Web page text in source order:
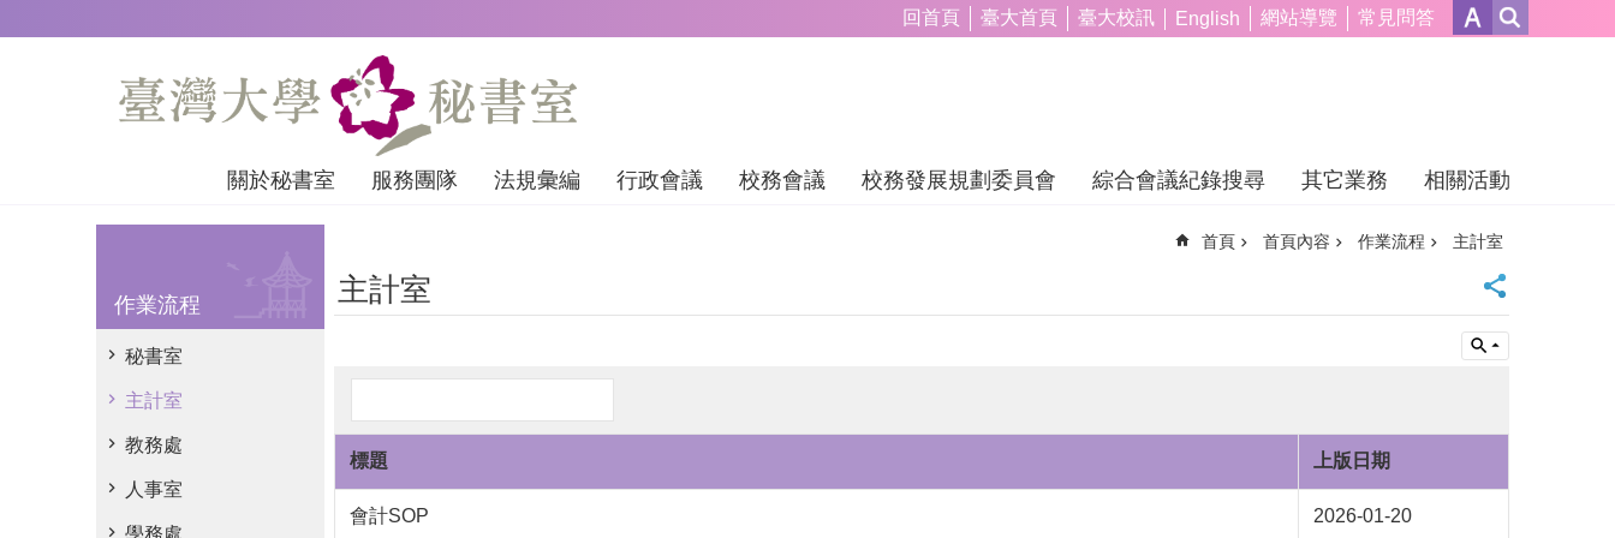
回首頁 臺大首頁 臺大校訊 English 網站導覽 常見問答
關於秘書室 服務團隊 法規彙編 行政會議 校務會議 校務發展規劃委員會 綜合會議紀錄搜尋 其它業務 相關活動
作業流程
秘書室
主計室
教務處
人事室
學務處
首頁 首頁內容 作業流程 主計室
主計室
標題 上版日期
會計SOP 2026-01-20